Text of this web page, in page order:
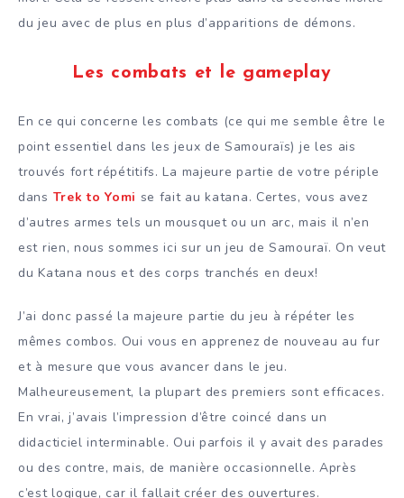
du jeu avec de plus en plus d’apparitions de démons.
Les combats et le gameplay
En ce qui concerne les combats (ce qui me semble être le
point essentiel dans les jeux de Samouraïs) je les ais
trouvés fort répétitifs. La majeure partie de votre périple
dans Trek to Yomi se fait au katana. Certes, vous avez
d’autres armes tels un mousquet ou un arc, mais il n’en
est rien, nous sommes ici sur un jeu de Samouraï. On veut
du Katana nous et des corps tranchés en deux!
J’ai donc passé la majeure partie du jeu à répéter les
mêmes combos. Oui vous en apprenez de nouveau au fur
et à mesure que vous avancer dans le jeu.
Malheureusement, la plupart des premiers sont efficaces.
En vrai, j’avais l’impression d’être coincé dans un
didacticiel interminable. Oui parfois il y avait des parades
ou des contre, mais, de manière occasionnelle. Après
c’est logique, car il fallait créer des ouvertures.